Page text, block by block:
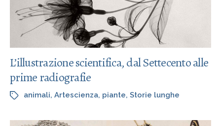
L’illustrazione scientifica, dal Settecento alle
prime radiografie
animali, Artescienza, piante, Storie lunghe